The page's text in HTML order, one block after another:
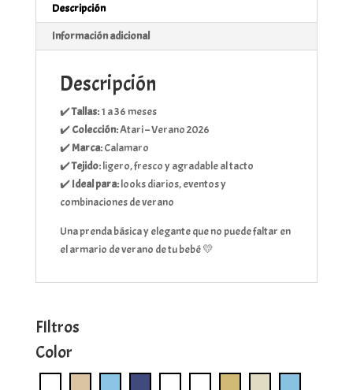
Descripción
Información adicional
Descripción
✔️Tallas:1 a 36 meses
✔️Colección:Atari – Verano 2026
✔️Marca:Calamaro
✔️Tejido:ligero, fresco y agradable al tacto
✔️Ideal para:looks diarios, eventos y
combinaciones de verano
Una prenda básica y elegante que no puede faltar en
el armario de verano de tu bebé 💛
FIltros
Color